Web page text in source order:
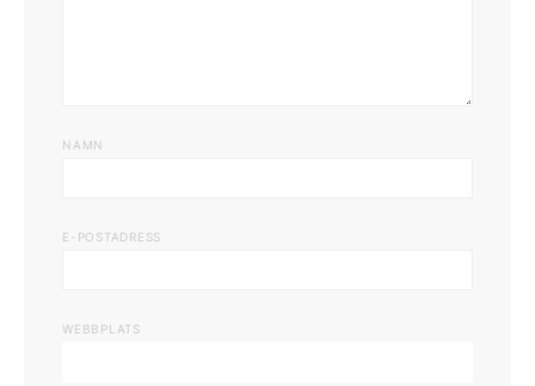
NAMN
E-POSTADRESS
WEBBPLATS